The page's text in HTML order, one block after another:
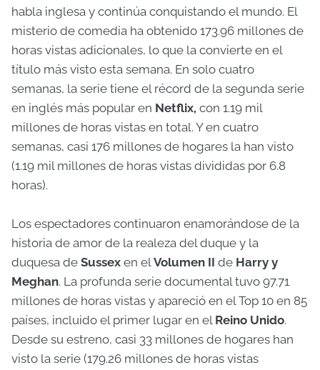
habla inglesa y continúa conquistando el mundo. El
misterio de comedia ha obtenido 173.96 millones de
horas vistas adicionales, lo que la convierte en el
título más visto esta semana. En solo cuatro
semanas, la serie tiene el récord de la segunda serie
en inglés más popular en Netflix, con 1.19 mil
millones de horas vistas en total. Y en cuatro
semanas, casi 176 millones de hogares la han visto
(1.19 mil millones de horas vistas divididas por 6.8
horas).
Los espectadores continuaron enamorándose de la
historia de amor de la realeza del duque y la
duquesa de Sussex en elVolumen II de Harry y
Meghan. La profunda serie documental tuvo 97.71
millones de horas vistas y apareció en el Top 10 en 85
países, incluido el primer lugar en el Reino Unido.
Desde su estreno, casi 33 millones de hogares han
visto la serie (179.26 millones de horas vistas